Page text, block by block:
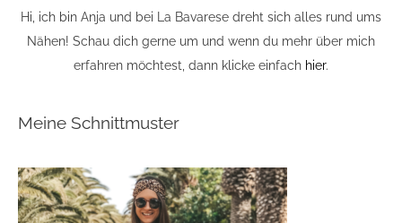
Hi, ich bin Anja und bei La Bavarese dreht sich alles rund ums
Nähen! Schau dich gerne um und wenn du mehr über mich
erfahren möchtest, dann klicke einfach hier.
Meine Schnittmuster